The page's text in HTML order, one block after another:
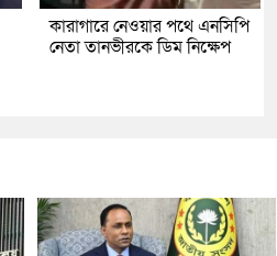
কারাগারে নেওয়ার পথে এনসিপি
নেতা তানভীরকে ডিম নিক্ষেপ